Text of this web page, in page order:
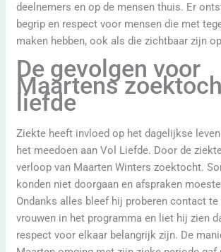
deelnemers en op de mensen thuis. Er
begrip en respect voor mensen die met
maken hebben, ook als die zichtbaar zijn
De gevolgen voor
Maartens
liefde
Ziekte heeft invloed op het dagelijkse
het meedoen aan Vol Liefde. Door de
verloop van Maarten Winters zoektocht.
konden niet doorgaan en afspraken
Ondanks alles bleef hij proberen contact
vrouwen in het programma en liet hij zien
respect voor elkaar belangrijk zijn. De